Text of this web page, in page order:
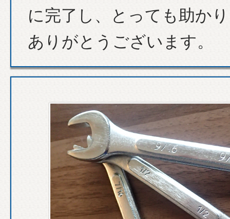
に完了し、とっても助か
ありがとうございます。